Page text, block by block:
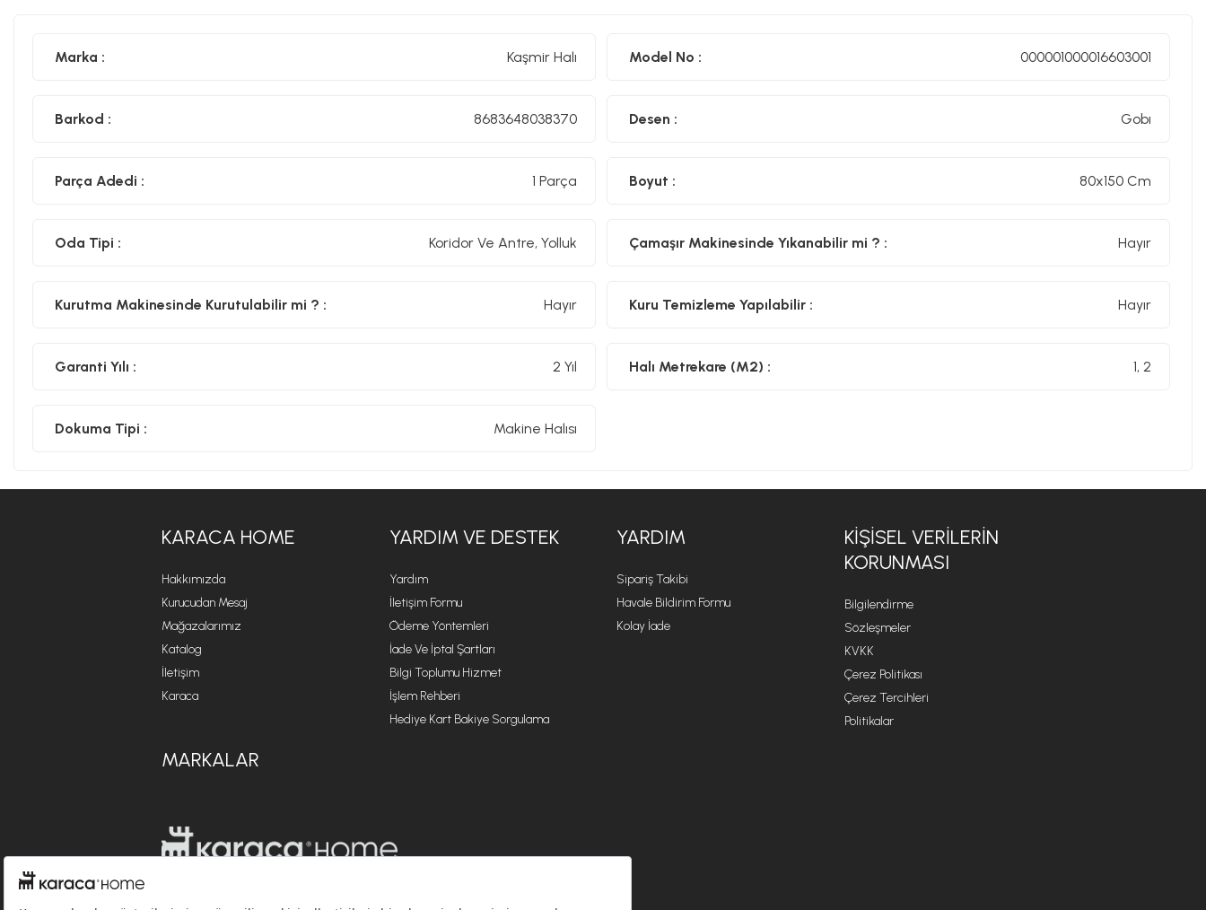
Marka : Kaşmir Halı Model No : 000001000016603001
Barkod : 8683648038370 Desen : Gobı
Parça Adedi : 1 Parça Boyut : 80x150 Cm
Oda Tipi : Koridor Ve Antre, Yolluk Çamaşır Makinesinde Yıkanabilir mi ? : Hayır
Kurutma Makinesinde Kurutulabilir mi ? : Hayır Kuru Temizleme Yapılabilir : Hayır
Garanti Yılı : 2 Yıl Halı Metrekare (M2) : 1, 2
Dokuma Tipi : Makine Halısı
KARACA HOME
Hakkımızda
Kurucudan Mesaj
Mağazalarımız
Katalog
İletişim
Karaca
YARDIM VE DESTEK
Yardım
İletişim Formu
Ödeme Yöntemleri
İade Ve İptal Şartları
Bilgi Toplumu Hizmet
İşlem Rehberi
Hediye Kart Bakiye Sorgulama
YARDIM
Sipariş Takibi
Havale Bildirim Formu
Kolay İade
KİŞİSEL VERİLERİN
KORUNMASI
Bilgilendirme
Sözleşmeler
KVKK
Çerez Politikası
Çerez Tercihleri
Politikalar
MARKALAR